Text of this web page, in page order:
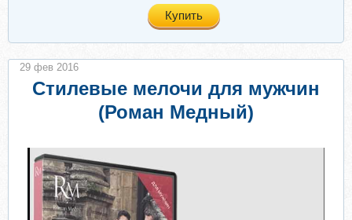
Купить
Стилевые мелочи для мужчин
(Роман Медный)
29 фев 2016